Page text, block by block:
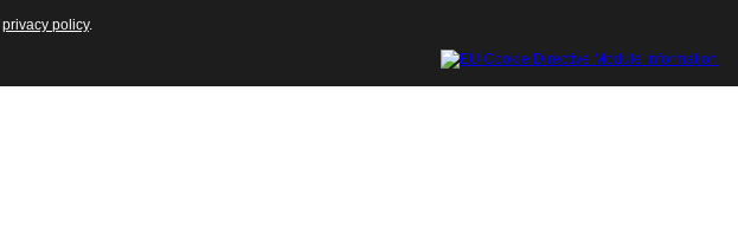
privacy policy.
privacy policy.